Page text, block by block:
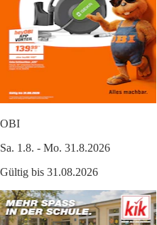
OBI
Sa. 1.8. - Mo. 31.8.2026
Gültig bis 31.08.2026